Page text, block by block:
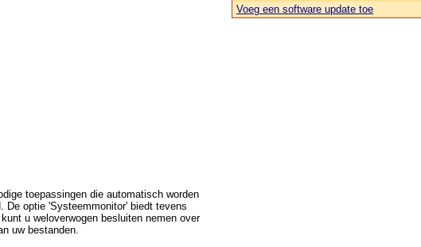
toepassingen die automatisch worden
De optie 'Systeemmonitor' biedt tevens
u weloverwogen besluiten nemen over
uw bestanden.
Voeg een software update toe